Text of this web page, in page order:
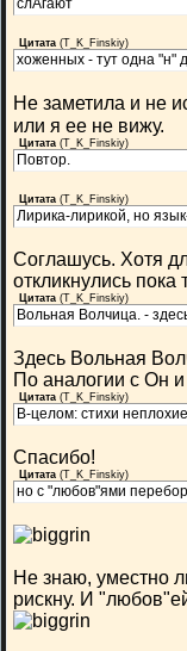
слАгают
Цитата (T_K_Finskiy)
хоженных - тут одна "н"
Не заметила и не
или я ее не вижу.
Цитата (T_K_Finskiy)
Повтор.
Цитата (T_K_Finskiy)
Лирика-лирикой, но
Соглашусь. Хотя
откликнулись
Цитата (T_K_Finskiy)
Вольная Волчица. -
Здесь Вольная
По аналогии с Он
Цитата (T_K_Finskiy)
В-целом: стихи неплохие
Спасибо!
Цитата (T_K_Finskiy)
но с "любов"ями перебор.
Не знаю, уместно
рискну. И